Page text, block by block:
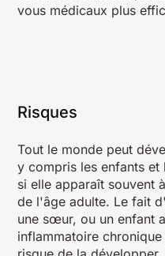
vous médicaux plus
Risques
Tout le monde peut
y compris les enfants et
si elle apparaît souvent
de l'âge adulte. Le fait
une sœur, ou un enfant
inflammatoire